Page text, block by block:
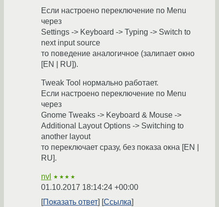
Если настроено переключение по Menu
через
Settings -> Keyboard -> Typing -> Switch to
next input source
то поведение аналогичное (залипает окно
[EN | RU]).
Tweak Tool нормально работает.
Если настроено переключение по Menu
через
Gnome Tweaks -> Keyboard & Mouse ->
Additional Layout Options -> Switching to
аnother layout
то переключает сразу, без показа окна [EN |
RU].
nvl ★★★★
01.10.2017 18:14:24 +00:00
Показать ответ
Ссылка